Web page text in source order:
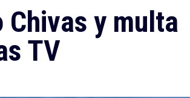
y multa
TV